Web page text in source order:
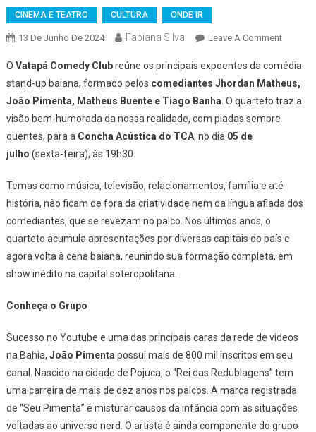
CINEMA E TEATRO CULTURA ONDE IR
13 De Junho De 2024 Fabiana Silva Leave A CommentOn
Comedy
Stand
Do
TCA
O Vatapá Comedy Clubreúne os principais expoentes da comédia
stand-up baiana, formado pelos comediantes Jhordan Matheus,
João Pimenta, Matheus Buente e Tiago Banha . O quarteto traz a
visão bem-humorada da nossa realidade, com piadas sempre
quentes, para a Concha Acústica do TCA, no dia 05 de
julho (sexta-feira), às 19h30.
Temas como música, televisão, relacionamentos, família e até
história, não ficam de fora da criatividade nem da língua afiada dos
comediantes, que se revezam no palco. Nos últimos anos, o
quarteto acumula apresentações por diversas capitais do país e
agora volta à cena baiana, reunindo sua formação completa, em
show inédito na capital soteropolitana.
Conheça o Grupo
Sucesso no Youtube e uma das principais caras da rede de vídeos
na Bahia, João Pimenta possui mais de 800 mil inscritos em seu
canal. Nascido na cidade de Pojuca, o “Rei das Redublagens” tem
uma carreira de mais de dez anos nos palcos. A marca registrada
de “Seu Pimenta” é misturar causos da infância com as situações
voltadas ao universo nerd. O artista é ainda componente do grupo